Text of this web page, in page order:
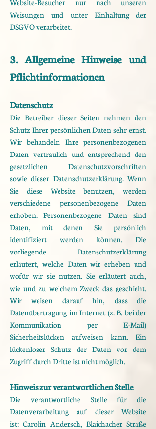
Website-Besucher nur nach unseren
Weisungen und unter Einhaltung der
DSGVO verarbeitet.
3. Allgemeine Hinweise und
Pflichtinformationen
Datenschutz
Die Betreiber dieser Seiten nehmen den
Schutz Ihrer persönlichen Daten sehr ernst.
Wir behandeln Ihre personenbezogenen
Daten vertraulich und entsprechend den
gesetzlichen Datenschutzvorschriften
sowiedieser Datenschutzerklärung.Wenn
Sie diese Website benutzen, werden
verschiedene personenbezogene Daten
erhoben.Personenbezogene Daten sind
Daten, mit denen Sie persönlich
identifiziert werden können. Die
vorliegende Datenschutzerklärung
erläutert, welche Daten wir erheben und
wofür wir sie nutzen. Sie erläutert auch,
wieund zu welchem Zweck das geschieht.
Wir weisen darauf hin, dass die
Datenübertragung im Internet (z. B. bei der
Kommunikation per E-Mail)
Sicherheitslücken aufweisen kann. Ein
lückenloser Schutz der Daten vor dem
Zugriff durch Dritte ist nichtmöglich.
Hinweis zur verantwortlichen Stelle
Die verantwortliche Stelle für die
Datenverarbeitung auf dieser Website
ist:Carolin Andersch, Blaichacher Straße